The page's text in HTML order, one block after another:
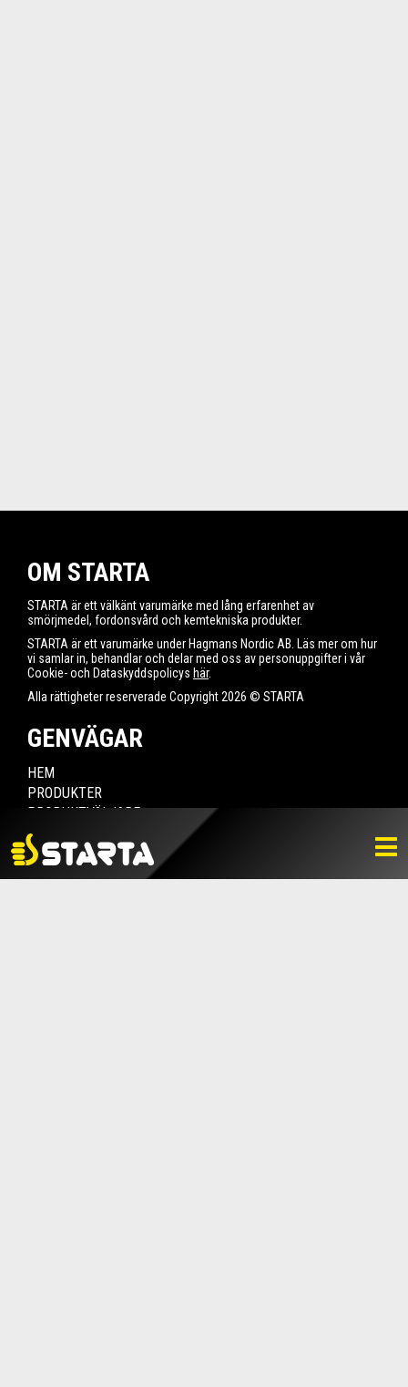
OM STARTA
STARTA är ett välkänt varumärke med lång erfarenhet av
smörjmedel, fordonsvård och kemtekniska produkter.
STARTA är ett varumärke under Hagmans Nordic AB. Läs mer om hur
vi samlar in, behandlar och delar med oss av personuppgifter i vår
Cookie- och Dataskyddspolicys här.
Alla rättigheter reserverade Copyright 2026 © STARTA
GENVÄGAR
HEM
PRODUKTER
PRODUKTVÄLJARE
HITTA ÅTERFÖRSÄLJARE
NYHETER